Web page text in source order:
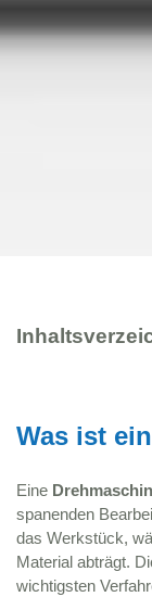
Was ist
Eine
spanenden
das Werkstück,
Material abträgt.
wichtigsten